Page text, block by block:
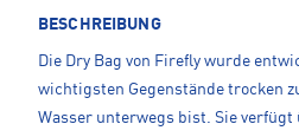
BESCHREIBUNG
Die Dry Bag von Firefly wurde
wichtigsten Gegenstände trocken
Wasser unterwegs bist. Sie verfügt